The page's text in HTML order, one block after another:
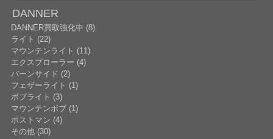
DANNER
DANNER買取強化中 (8)
ライト (22)
マウンテンライト (11)
エクスプローラー (4)
バーンサイド (2)
フェザーライト (1)
ボブライト (3)
マウンテンボブ (1)
ポストマン (4)
その他 (30)